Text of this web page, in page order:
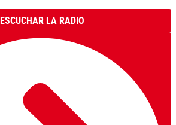
ESCUCHAR LA RADIO